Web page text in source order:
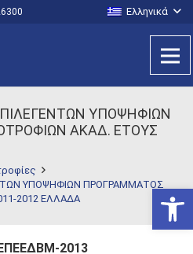
Ελληνικά
ΥΠΟΨΗΦΙΩΝ
ΑΚΑΔ. ΕΤΟΥΣ
ΥΠΟΨΗΦΙΩΝ ΠΡΟΓΡΑΜΜΑΤΟΣ
2012 ΕΛΛΑΔΑ